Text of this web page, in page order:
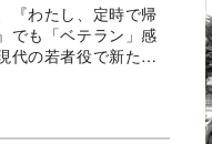
『わたし、定時で帰
でも「ベテラン」感
の若者役で新たな